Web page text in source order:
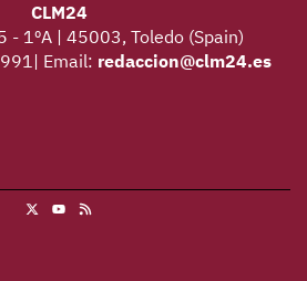
CLM24
- 1ºA | 45003, Toledo (Spain)
Email: redaccion@clm24.es